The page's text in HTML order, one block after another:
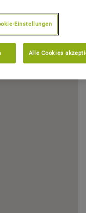
Einstellungen
Alle Cookies